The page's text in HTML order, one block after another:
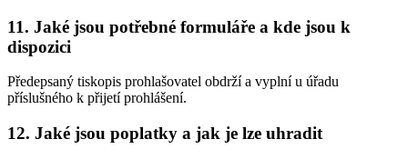
11. Jaké jsou potřebné formuláře a kde jsou k
dispozici
Předepsaný tiskopis prohlašovatel obdrží a vyplní u úřadu
příslušného k přijetí prohlášení.
12. Jaké jsou poplatky a jak je lze uhradit